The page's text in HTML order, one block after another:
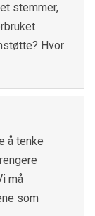
stemmer,
Hvor
å tenke
må
som